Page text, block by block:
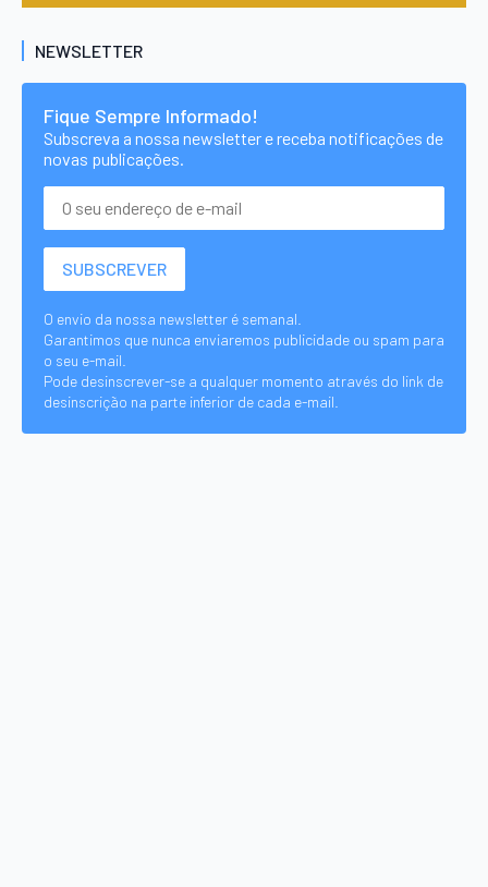
NEWSLETTER
Fique Sempre Informado!
Subscreva a nossa newsletter e receba notificações de
novas publicações.
O envio da nossa newsletter é semanal.
Garantimos que nunca enviaremos publicidade ou spam para
o seu e-mail.
Pode desinscrever-se a qualquer momento através do link de
desinscrição na parte inferior de cada e-mail.